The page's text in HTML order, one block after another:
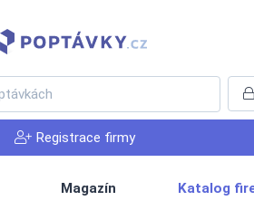
Registrace firmy
Magazín Katalog